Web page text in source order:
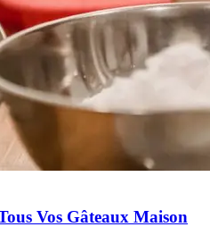
Vos Gâteaux Maison